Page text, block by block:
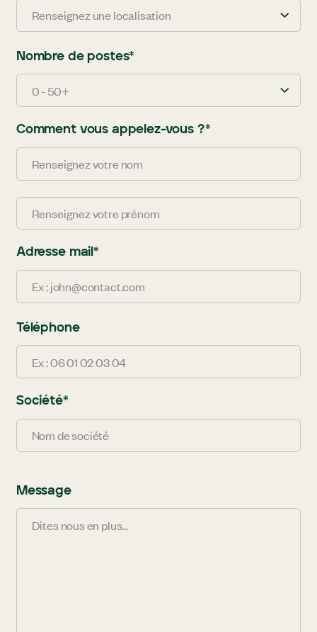
Renseignez une localisation
Nombre de postes*
0 - 50+
Comment vous appelez-vous ?*
Adresse mail*
Téléphone
Société*
Message